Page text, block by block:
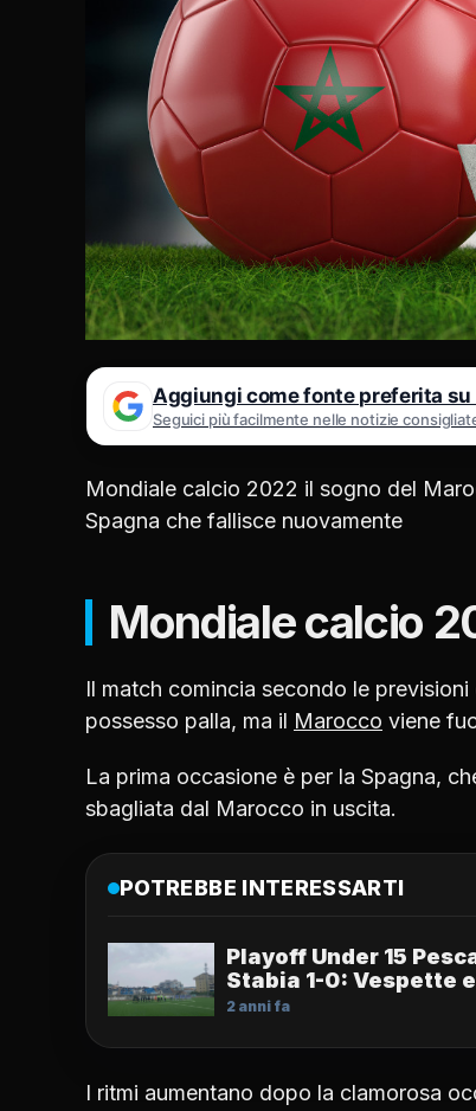
Aggiungi come fonte preferita su
Seguici più facilmente nelle notizie
Mondiale calcio 2022 il sogno del
Spagna che fallisce nuovamente
Mondiale calcio
Il match comincia secondo le previsioni
possesso palla, ma il Marocco viene
La prima occasione è per la Spagna,
sbagliata dal Marocco in uscita.
POTREBBE INTERESSARTI
Playoff Under 15
Stabia 1-0: Vespette
2 anni fa
I ritmi aumentano dopo la clamorosa